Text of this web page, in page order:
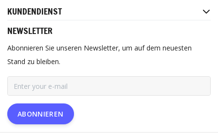
KUNDENDIENST
NEWSLETTER
Abonnieren Sie unseren Newsletter, um auf dem neuesten
Stand zu bleiben.
ABONNIEREN